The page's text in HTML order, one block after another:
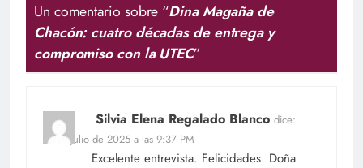
Un comentario sobre “Dina Magaña de
Chacón: cuatro décadas de entrega y
compromiso con la UTEC”
Silvia Elena Regalado Blanco dice:
11 de julio de 2025 a las 9:37 PM
Excelente entrevista. Felicidades. Doña